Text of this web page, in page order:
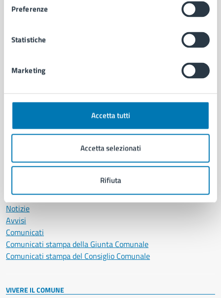
Preferenze
Statistiche
Marketing
Accetta tutti
Accetta selezionati
Rifiuta
Ambiente
Autorizzazioni
Cultura e tempo libero
Educazione e formazione
Giustizia e sicurezza pubblica
Salute, benessere e assistenza
Vita lavorativa
NOVITÀ
Notizie
Avvisi
Comunicati
Comunicati stampa della Giunta Comunale
Comunicati stampa del Consiglio Comunale
VIVERE IL COMUNE